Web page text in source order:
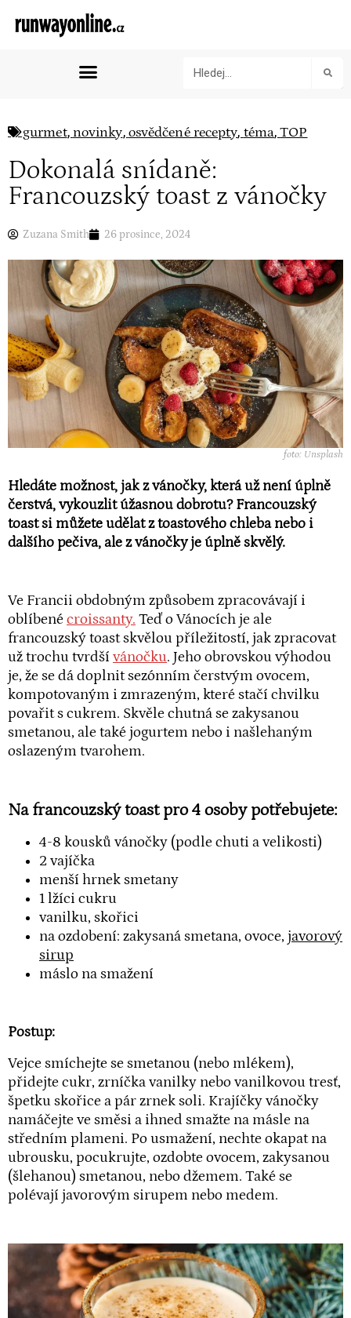
gurmet, novinky, osvědčené recepty, téma,TOP
Dokonalá snídaně:
Francouzský toast z vánočky
Zuzana Smith 26 prosince, 2024
foto: Unsplash
Hledáte možnost, jak z vánočky, která už není úplně
čerstvá, vykouzlit úžasnou dobrotu? Francouzský
toast si můžete udělat z toastového chleba nebo i
dalšího pečiva, ale z vánočky je úplně skvělý.
Ve Francii obdobným způsobem zpracovávají i
oblíbenécroissanty. Teď o Vánocích je ale
francouzský toast skvělou příležitostí, jak zpracovat
už trochu tvrdší vánočku. Jeho obrovskou výhodou
je, že se dá doplnit sezónním čerstvým ovocem,
kompotovaným i zmrazeným, které stačí chvilku
povařit s cukrem. Skvěle chutná se zakysanou
smetanou, ale také jogurtem nebo i našlehaným
oslazeným tvarohem.
Na francouzský toast pro 4 osoby potřebujete:
4-8 kousků vánočky (podle chuti a velikosti)
2 vajíčka
menší hrnek smetany
1 lžíci cukru
vanilku, skořici
na ozdobení: zakysaná smetana, ovoce, javorový
sirup
máslo na smažení
Postup:
Vejce smíchejte se smetanou (nebo mlékem),
přidejte cukr, zrníčka vanilky nebo vanilkovou tresť,
špetku skořice a pár zrnek soli. Krajíčky vánočky
namáčejte ve směsi a ihned smažte na másle na
středním plameni. Po usmažení, nechte okapat na
ubrousku, pocukrujte, ozdobte ovocem, zakysanou
(šlehanou) smetanou, nebo džemem. Také se
polévají javorovým sirupem nebo medem.